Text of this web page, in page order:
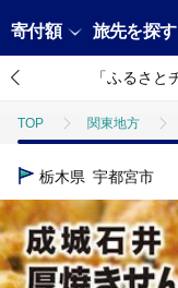
寄付額 旅先を探す
「ふるさ
TOP 関東地方
TOP
栃木県 宇都宮市